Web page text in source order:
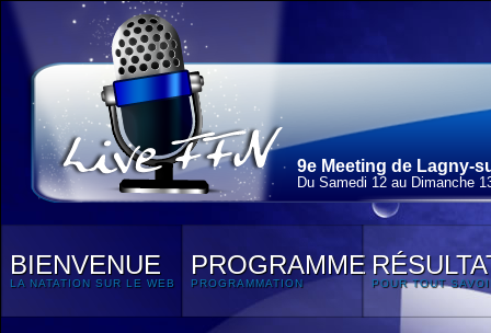
9e Meeting de Lagny-
Du Samedi 12 au Dimanche
BIENVENUE
LA NATATION SUR LE WEB
PROGRAMME
PROGRAMMATION POUR TOUT